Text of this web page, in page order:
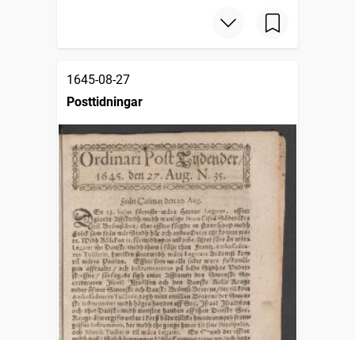
1645-08-27
Posttidningar